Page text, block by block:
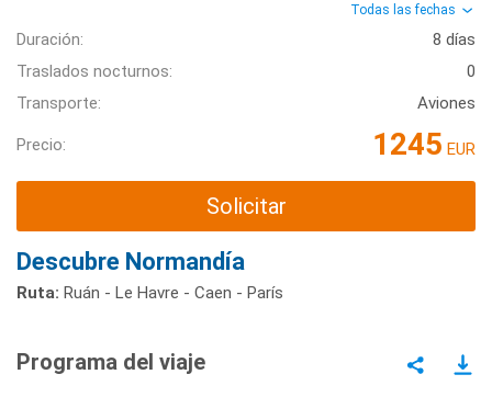
Todas las fechas
Duración:
8 días
Traslados nocturnos:
0
Transporte:
Aviones
Precio: 1245 EUR
Solicitar
Descubre Normandía
Ruta: Ruán - Le Havre - Caen - París
Programa del viaje